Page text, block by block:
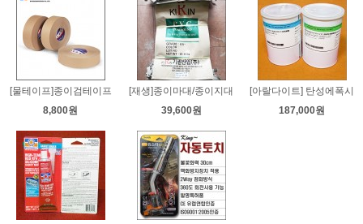
[물테이프]종이검테이프
8,800원
[재생]종이마대/종이지대
39,600원
[아랄다이트] 탄성에폭시
187,000원